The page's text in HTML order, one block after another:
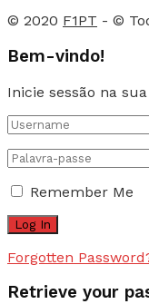
© 2020 F1PT - ©
Bem-vindo!
Inicie sessão na
Remember Me
Forgotten
Retrieve your